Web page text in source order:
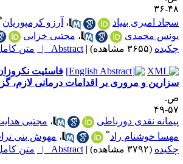
۳۶
امیری بنیاد
،آرزو کرمپوریان *
محمدی
،مجتبی خزایی
(۳۶۵۵ مشاهده) |
Abstract | متن کامل (PDF)
فاسئیت
و مروری بر اقدامات درمانی لازم،‌
۴۹
نقدی دورباطی
،مجتبی هدایت
خوشنام راد * ،مهوش بنی تراب
(۳۷۹۲ مشاهده) |
Abstract | متن کامل (PDF)